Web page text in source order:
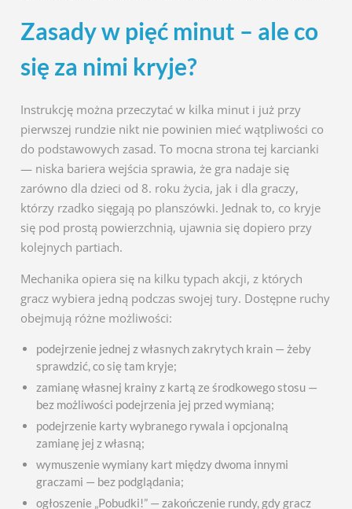
Zasady w pięć minut – ale co
się za nimi kryje?
Instrukcję można przeczytać w kilka minut i już przy
pierwszej rundzie nikt nie powinien mieć wątpliwości co
do podstawowych zasad. To mocna strona tej karcianki
— niska bariera wejścia sprawia, że gra nadaje się
zarówno dla dzieci od 8. roku życia, jak i dla graczy,
którzy rzadko sięgają po planszówki. Jednak to, co kryje
się pod prostą powierzchnią, ujawnia się dopiero przy
kolejnych partiach.
Mechanika opiera się na kilku typach akcji, z których
gracz wybiera jedną podczas swojej tury. Dostępne ruchy
obejmują różne możliwości:
podejrzenie jednej z własnych zakrytych krain — żeby
sprawdzić, co się tam kryje;
zamianę własnej krainy z kartą ze środkowego stosu —
bez możliwości podejrzenia jej przed wymianą;
podejrzenie karty wybranego rywala i opcjonalną
zamianę jej z własną;
wymuszenie wymiany kart między dwoma innymi
graczami — bez podglądania;
ogłoszenie „Pobudki!” — zakończenie rundy, gdy gracz